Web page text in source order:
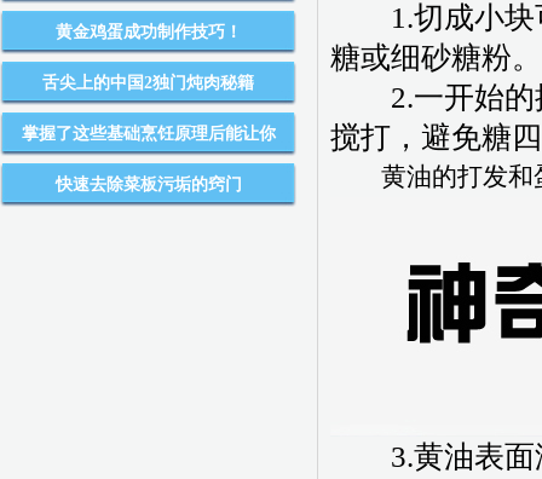
黄金鸡蛋成功制作技巧！
舌尖上的中国2独门炖肉秘籍
掌握了这些基础烹饪原理后能让你
快速去除菜板污垢的窍门
1.切成小块
糖或细砂糖粉。
2.一开始的
搅打，避免糖
黄油的打发和
3.黄油表面